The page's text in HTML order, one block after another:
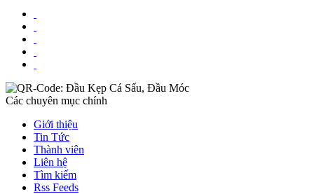
Các chuyên mục chính
Giới thiệu
Tin Tức
Thành viên
Liên hệ
Tìm kiếm
Rss Feeds